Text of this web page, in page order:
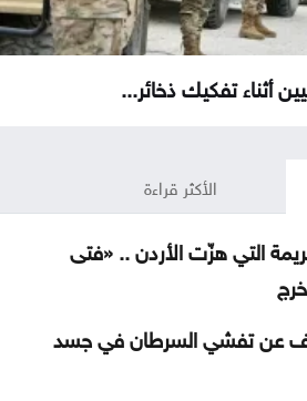
الأكثر قراءة
التي هزّت الأردن .. «فتى
عن تفشي السرطان في جسد